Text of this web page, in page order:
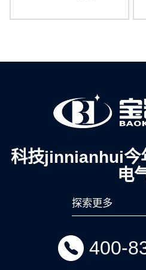
科技jinnianhui
电
探索更多
400-